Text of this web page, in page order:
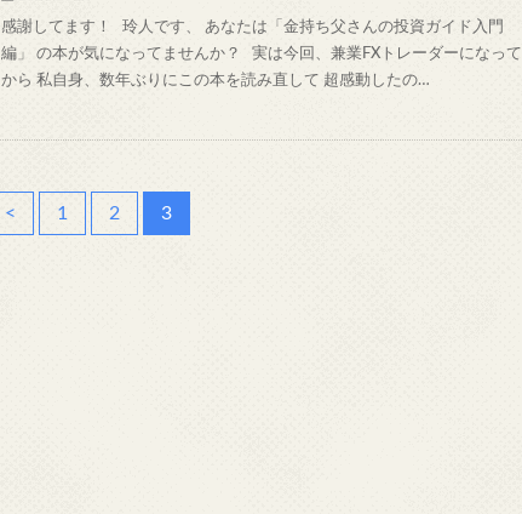
感謝してます！ 玲人です、 あなたは「金持ち父さんの投資ガイド入門
編」 の本が気になってませんか？ 実は今回、兼業FXトレーダーになって
から 私自身、数年ぶりにこの本を読み直して 超感動したの…
< 1 2 3